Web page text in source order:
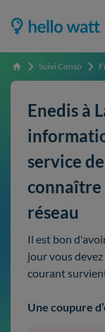
Accueil Suivi Conso
Enedis à
service
connaître
réseau
Il est bon
jour vous
courant
Une coupure